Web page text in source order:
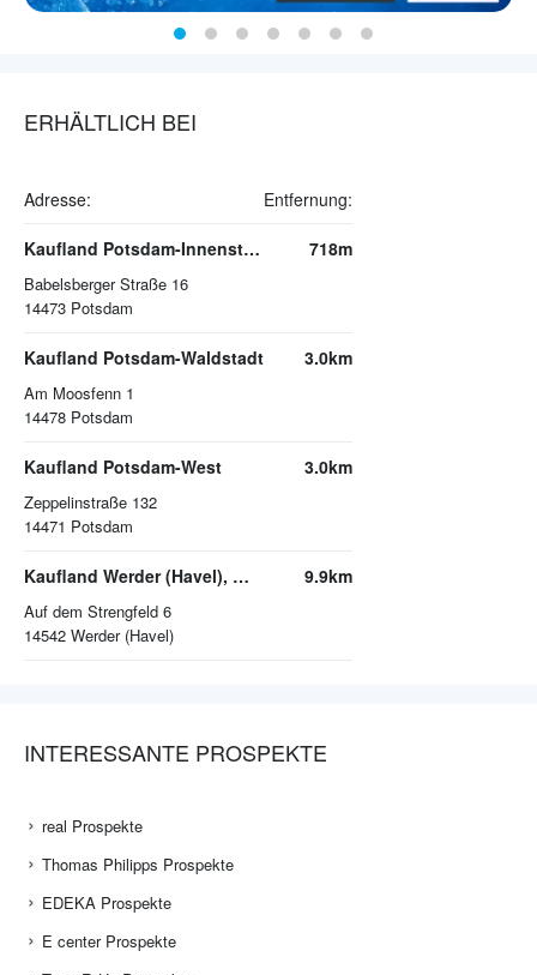
ERHÄLTLICH BEI
Adresse: Entfernung:
Kaufland Potsdam-Innenstadt
Babelsberger Straße 16
14473 Potsdam
718m
Kaufland Potsdam-Waldstadt
Am Moosfenn 1
14478 Potsdam
3.0km
Kaufland Potsdam-West
Zeppelinstraße 132
14471 Potsdam
3.0km
Kaufland Werder (Havel), Werderpark
Auf dem Strengfeld 6
14542 Werder (Havel)
9.9km
INTERESSANTE PROSPEKTE
real Prospekte
Thomas Philipps Prospekte
EDEKA Prospekte
E center Prospekte